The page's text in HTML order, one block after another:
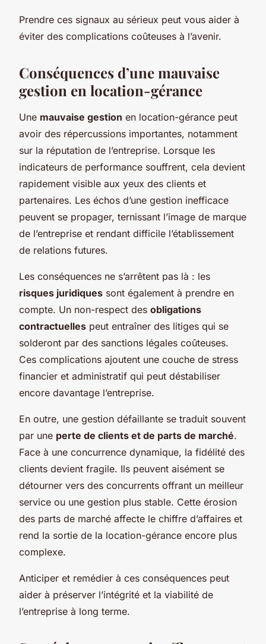
Prendre ces signaux au sérieux peut vous aider à
éviter des complications coûteuses à l’avenir.
Conséquences d’une mauvaise
gestion en location-gérance
Une mauvaise gestion en location-gérance peut
avoir des répercussions importantes, notamment
sur la réputation de l’entreprise. Lorsque les
indicateurs de performance souffrent, cela devient
rapidement visible aux yeux des clients et
partenaires. Les échos d’une gestion inefficace
peuvent se propager, ternissant l’image de marque
de l’entreprise et rendant difficile l’établissement
de relations futures.
Les conséquences ne s’arrêtent pas là : les
risques juridiques sont également à prendre en
compte. Un non-respect des obligations
contractuelles peut entraîner des litiges qui se
solderont par des sanctions légales coûteuses.
Ces complications ajoutent une couche de stress
financier et administratif qui peut déstabiliser
encore davantage l’entreprise.
En outre, une gestion défaillante se traduit souvent
par une perte de clients et de parts de marché.
Face à une concurrence dynamique, la fidélité des
clients devient fragile. Ils peuvent aisément se
détourner vers des concurrents offrant un meilleur
service ou une gestion plus stable. Cette érosion
des parts de marché affecte le chiffre d’affaires et
rend la sortie de la location-gérance encore plus
complexe.
Anticiper et remédier à ces conséquences peut
aider à préserver l’intégrité et la viabilité de
l’entreprise à long terme.